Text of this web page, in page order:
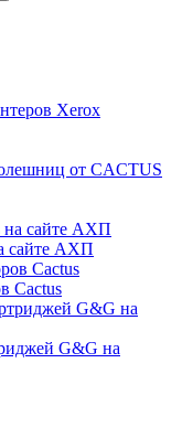
Xerox
от CACTUS
сайте АХП
Cactus
G&G на